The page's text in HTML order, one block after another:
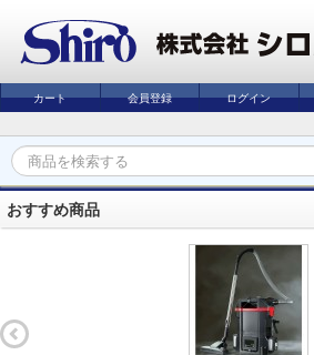
カート 会員登録 ログイン
おすすめ商品